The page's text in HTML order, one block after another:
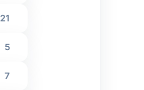
21
5
7